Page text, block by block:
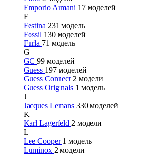
Emporio Armani 17 моделей
F
Festina 231 модель
Fossil 130 моделей
Furla 71 модель
G
GC 99 моделей
Guess 197 моделей
Guess Connect 2 модели
Guess Originals 1 модель
J
Jacques Lemans 330 моделей
K
Karl Lagerfeld 2 модели
L
Lee Cooper 1 модель
Luminox 2 модели